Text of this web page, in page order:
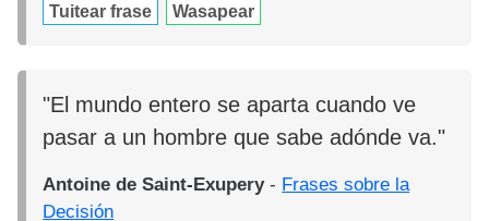
Tuitear frase Wasapear
"El mundo entero se aparta cuando ve
pasar a un hombre que sabe adónde va."
Antoine de Saint-Exupery- Frases sobre la
Decisión